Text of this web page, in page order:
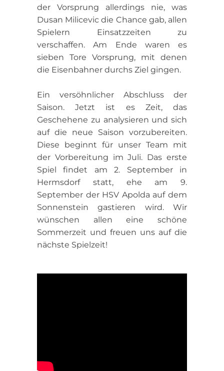
der Vorsprung allerdings nie, was
Dusan Milicevic die Chance gab, allen
Spielern Einsatzzeiten zu
verschaffen. Am Ende waren es
sieben Tore Vorsprung, mit denen
die Eisenbahner durchs Ziel gingen.
Ein versöhnlicher Abschluss der
Saison. Jetzt ist es Zeit, das
Geschehene zu analysieren und sich
auf die neue Saison vorzubereiten.
Diese beginnt für unser Team mit
der Vorbereitung im Juli. Das erste
Spiel findet am 2. September in
Hermsdorf statt, ehe am 9.
September der HSV Apolda auf dem
Sonnenstein gastieren wird. Wir
wünschen allen eine schöne
Sommerzeit und freuen uns auf die
nächste Spielzeit!